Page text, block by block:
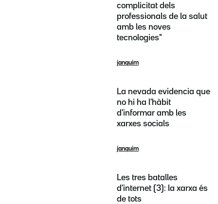
complicitat dels
professionals de la salut
amb les noves
tecnologies"
janquim
La nevada evidencia que
no hi ha l'hàbit
d'informar amb les
xarxes socials
janquim
Les tres batalles
d'internet (3): la xarxa és
de tots